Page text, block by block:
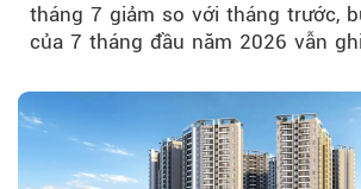
tháng 7 giảm so với tháng trước,
của 7 tháng đầu năm 2026 vẫn